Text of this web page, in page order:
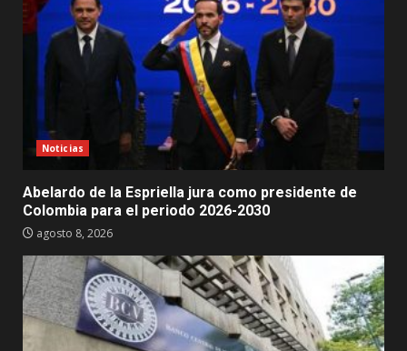
Noticias
Abelardo de la Espriella jura como presidente de
Colombia para el periodo 2026-2030
agosto 8, 2026